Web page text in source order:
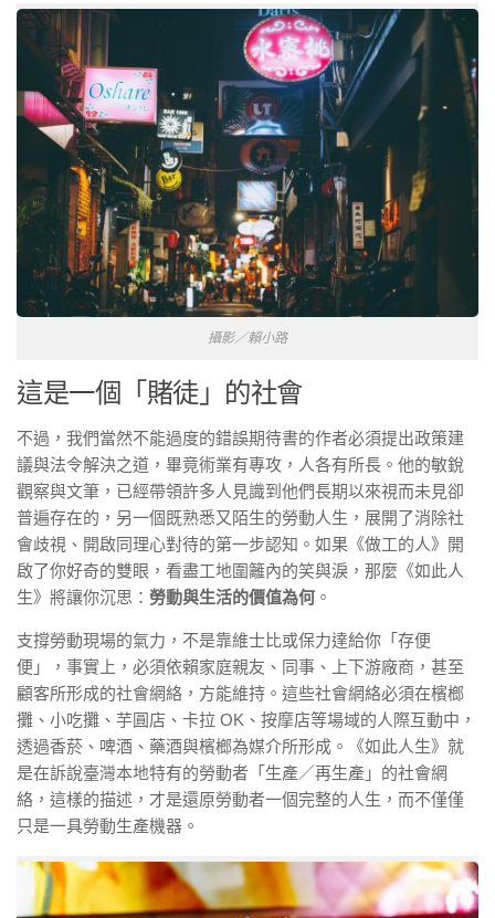
攝影／賴小路
這是一個「賭徒」的社會
不過，我們當然不能過度的錯誤期待書的作者必須提出政策建
議與法令解決之道，畢竟術業有專攻，人各有所長。他的敏銳
觀察與文筆，已經帶領許多人見識到他們長期以來視而未見卻
普遍存在的，另一個既熟悉又陌生的勞動人生，展開了消除社
會歧視、開啟同理心對待的第一步認知。如果《做工的人》開
啟了你好奇的雙眼，看盡工地圍籬內的笑與淚，那麼《如此人
生》將讓你沉思： 勞動與生活的價值為何 。
支撐勞動現場的氣力，不是靠維士比或保力達給你「存便
便」，事實上，必須依賴家庭親友、同事、上下游廠商，甚至
顧客所形成的社會網絡，方能維持。這些社會網絡必須在檳榔
攤、小吃攤、芋圓店、卡拉 OK、按摩店等場域的人際互動中，
透過香菸、啤酒、藥酒與檳榔為媒介所形成。《如此人生》就
是在訴說臺灣本地特有的勞動者「生產／再生產」的社會網
絡，這樣的描述，才是還原勞動者一個完整的人生，而不僅僅
只是一具勞動生產機器。